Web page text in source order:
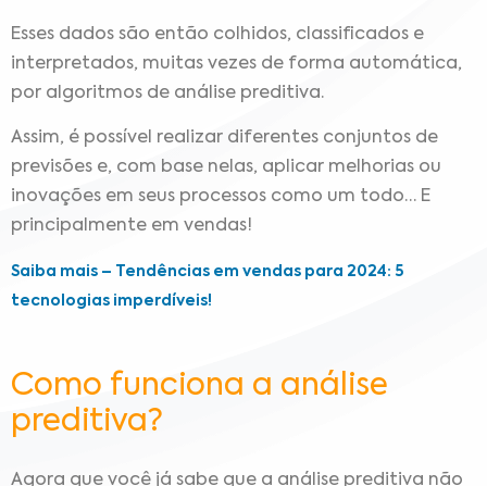
Esses dados são então colhidos, classificados e
interpretados, muitas vezes de forma automática,
por algoritmos de análise preditiva.
Assim, é possível realizar diferentes conjuntos de
previsões e, com base nelas, aplicar melhorias ou
inovações em seus processos como um todo… E
principalmente em vendas!
Saiba mais – Tendências em vendas para 2024: 5
tecnologias imperdíveis!
Como funciona a análise
preditiva?
Agora que você já sabe que a análise preditiva não